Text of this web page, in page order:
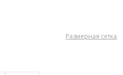
Размерная сетка